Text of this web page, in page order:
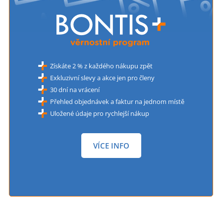
Získáte 2 % z každého nákupu zpět
Exkluzivní slevy a akce jen pro členy
30 dní na vrácení
Přehled objednávek a faktur na jednom místě
Uložené údaje pro rychlejší nákup
VÍCE INFO